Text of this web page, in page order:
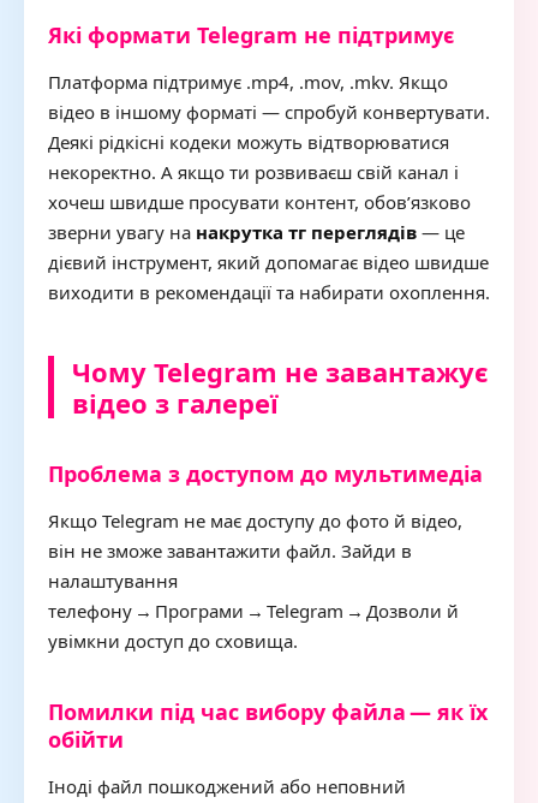
Які формати Telegram не підтримує
Платформа підтримує .mp4, .mov, .mkv. Якщо
відео в іншому форматі — спробуй конвертувати.
Деякі рідкісні кодеки можуть відтворюватися
некоректно. А якщо ти розвиваєш свій канал і
хочеш швидше просувати контент, обов’язково
зверни увагу на накрутка тг переглядів — це
дієвий інструмент, який допомагає відео швидше
виходити в рекомендації та набирати охоплення.
Чому Telegram не завантажує
відео з галереї
Проблема з доступом до мультимедіа
Якщо Telegram не має доступу до фото й відео,
він не зможе завантажити файл. Зайди в
налаштування
телефону → Програми → Telegram → Дозволи й
увімкни доступ до сховища.
Помилки під час вибору файла — як їх
обійти
Іноді файл пошкоджений або неповний